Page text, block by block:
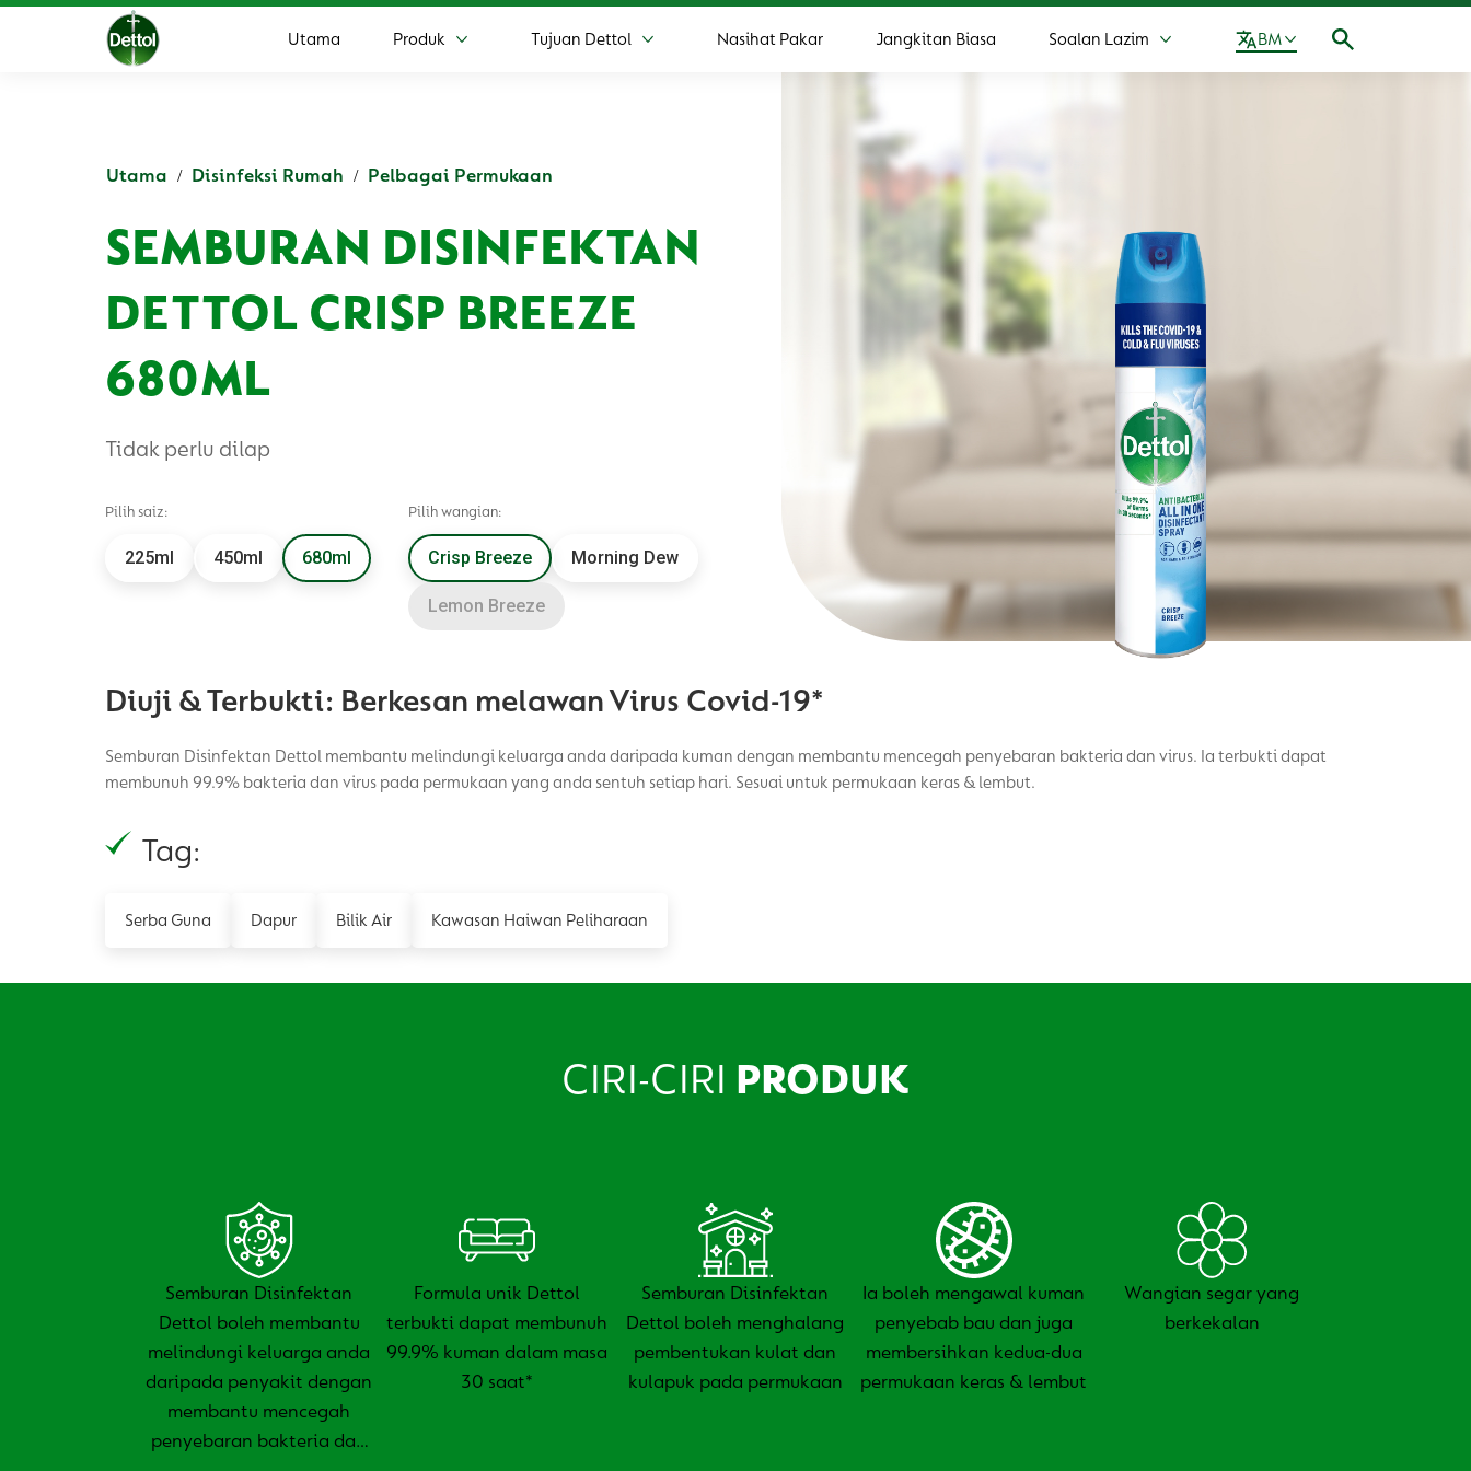
Utama Produk
Lebih Produk
Tujuan Dettol Nasihat Pakar Jangkitan Biasa Soalan Lazim
Lebih Soalan Lazim
BM
Utama Disinfeksi Rumah Pelbagai Permukaan
SEMBURAN DISINFEKTAN
DETTOL CRISP BREEZE
680ML
Tidak perlu dilap
Pilih saiz:
225ml 450ml 680ml
Pilih wangian:
Crisp Breeze Morning Dew
Lemon Breeze
Diuji & Terbukti: Berkesan melawan Virus Covid-19*
Semburan Disinfektan Dettol membantu melindungi keluarga anda daripada kuman dengan membantu mencegah penyebaran bakteria dan virus. Ia terbukti dapat
membunuh 99.9% bakteria dan virus pada permukaan yang anda sentuh setiap hari. Sesuai untuk permukaan keras & lembut.
Tag:
Serba Guna Dapur Bilik Air Kawasan Haiwan Peliharaan
CIRI-CIRI PRODUK
Semburan Disinfektan
Dettol boleh membantu
melindungi keluarga anda
daripada penyakit dengan
membantu mencegah
penyebaran bakteria dan
Formula unik Dettol
terbukti dapat membunuh
99.9% kuman dalam masa
30 saat*
Semburan Disinfektan
Dettol boleh menghalang
pembentukan kulat dan
kulapuk pada permukaan
Ia boleh mengawal kuman
penyebab bau dan juga
membersihkan kedua-dua
permukaan keras & lembut
Wangian segar yang
berkekalan